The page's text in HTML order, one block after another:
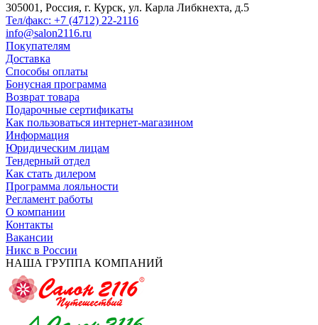
305001, Россия, г. Курск, ул. Карла Либкнехта, д.5
Тел/факс: +7 (4712) 22-2116
info@salon2116.ru
Покупателям
Доставка
Способы оплаты
Бонусная программа
Возврат товара
Подарочные сертификаты
Как пользоваться интернет-магазином
Информация
Юридическим лицам
Тендерный отдел
Как стать дилером
Программа лояльности
Регламент работы
О компании
Контакты
Вакансии
Никс в России
НАША ГРУППА КОМПАНИЙ